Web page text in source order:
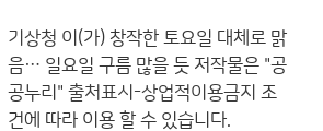
기상청 이(가) 창작한 토요일 대체로 맑
음… 일요일 구름 많을 듯 저작물은 "공
공누리" 출처표시-상업적이용금지 조
건에 따라 이용 할 수 있습니다.